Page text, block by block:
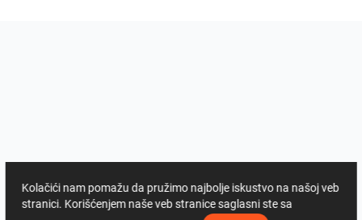
Kolačići nam pomažu da pružimo najbolje iskustvo na našoj veb
stranici. Korišćenjem naše veb stranice saglasni ste sa